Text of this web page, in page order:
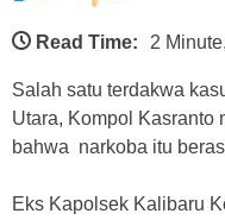
Read Time: 2
Salah satu terdakwa
Utara, Kompol Kasranto
bahwa narkoba itu
Eks Kapolsek Kalibaru